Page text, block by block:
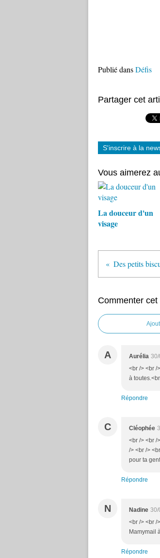
Publié dansDéfis
Partager cet
S'inscrire à la
Vous aimerez
La douceur d'un
visage
Des petits
Commenter cet
A Aurélia
<br /> <br /
à
Répondre
C Cléophée
<br /> <br /
/> <br />
pour ta
Répondre
N Nadine 30/
<br /> <br /
Mamymail
Répondre